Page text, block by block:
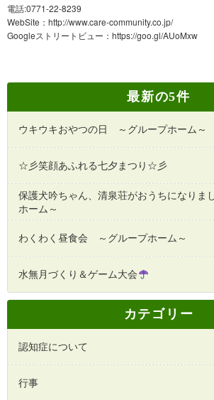
電話:0771-22-8239
WebSite： http://www.care-community.co.jp/
Googleストリートビュー： https://goo.gl/AUoMxw
最新の5件
ウキウキおやつの日 ～グループホーム～
☆彡笑顔あふれる七夕まつり☆彡
保護犬吟ちゃん、清泉荘がおうちになり
ホーム～
わくわく昼食会 ～グループホーム～
水無月づくり＆ゲーム大会
カテゴリー
認知症について
行事